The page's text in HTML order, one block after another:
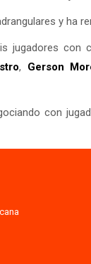
y ha
jugadores
, Gerson
con